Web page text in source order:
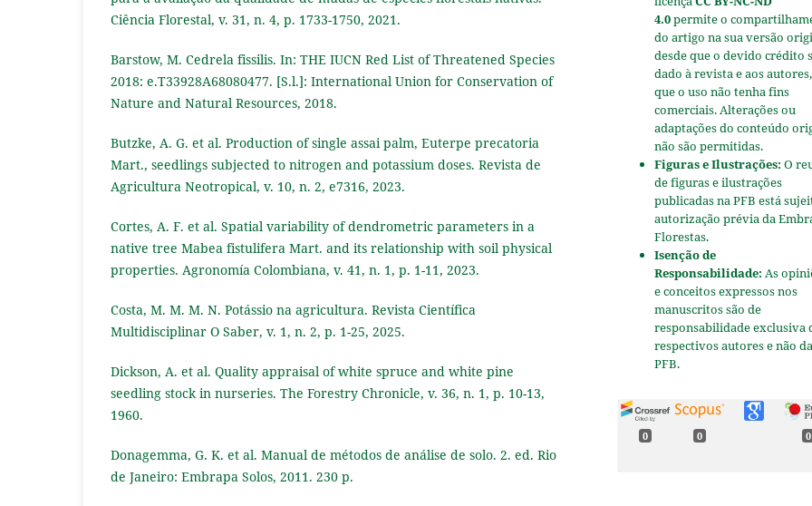
Ciência Florestal, v. 31, n. 4, p. 1733-1750, 2021.
Barstow, M. Cedrela fissilis. In: THE IUCN Red List of Threatened Species
2018: e.T33928A68080477. [S.l.]: International Union for Conservation of
Nature and Natural Resources, 2018.
Butzke, A. G. et al. Production of single assai palm, Euterpe precatoria
Mart., seedlings subjected to nitrogen and potassium doses. Revista de
Agricultura Neotropical, v. 10, n. 2, e7316, 2023.
Cortes, A. F. et al. Spatial variability of dendrometric parameters in a
native tree Mabea fistulifera Mart. and its relationship with soil physical
properties. Agronomía Colombiana, v. 41, n. 1, p. 1-11, 2023.
Costa, M. M. M. N. Potássio na agricultura. Revista Científica
Multidisciplinar O Saber, v. 1, n. 2, p. 1-25, 2025.
Dickson, A. et al. Quality appraisal of white spruce and white pine
seedling stock in nurseries. The Forestry Chronicle, v. 36, n. 1, p. 10-13,
1960.
Donagemma, G. K. et al. Manual de métodos de análise de solo. 2. ed. Rio
de Janeiro: Embrapa Solos, 2011. 230 p.
4.0permite o
do artigo na sua versão
desde que o devido crédito
dado à revista e aos
que o uso não tenha fins
comerciais. Alterações ou
adaptações do conteúdo
não são permitidas.
Figuras e Ilustrações: O
de figuras e ilustrações
publicadas na PFB está
autorização prévia da
Florestas.
Isenção de
Responsabilidade: As
e conceitos expressos nos
manuscritos são de
responsabilidade exclusiva
respectivos autores e não da
PFB.
0 0 0